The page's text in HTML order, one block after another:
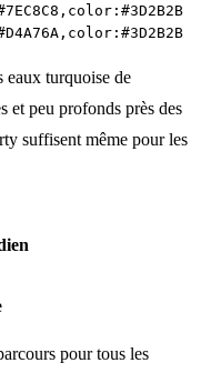
eaux turquoise de
et peu profonds près des
suffisent même pour les
pour tous les